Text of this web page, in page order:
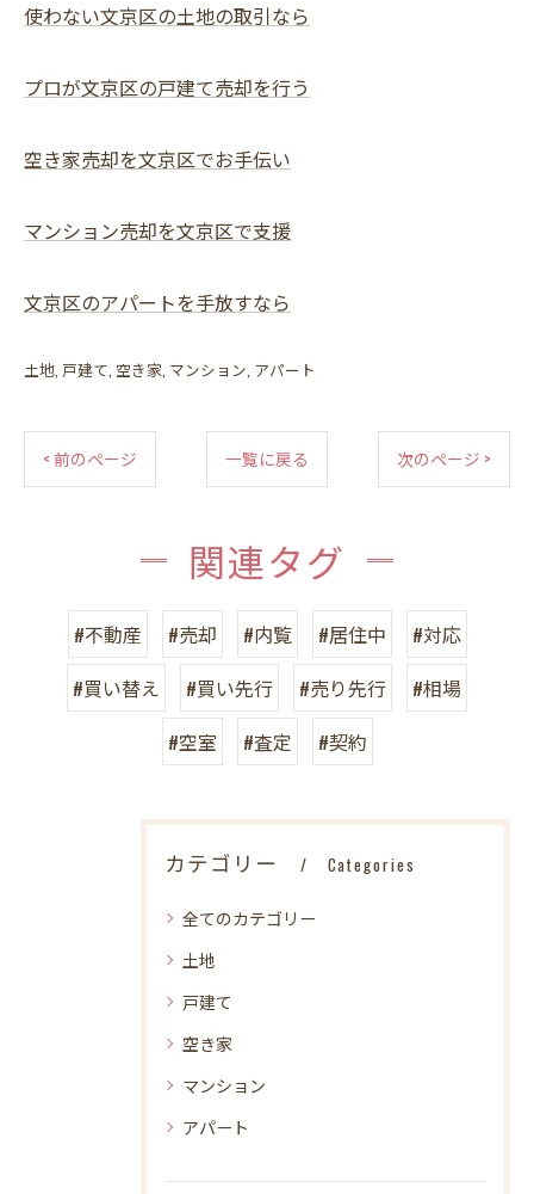
使わない文京区の土地の取引なら
プロが文京区の戸建て売却を行う
空き家売却を文京区でお手伝い
マンション売却を文京区で支援
文京区のアパートを手放すなら
土地 戸建て 空き家 マンション アパート
< 前のページ 一覧に戻る 次のページ >
関連タグ
#不動産 #売却 #内覧 #居住中
#対応
#買い替え
#買い先行 #売り先行
#相場
#空室
#査定 #契約
カテゴリー Categories
全てのカテゴリー
土地
戸建て
空き家
マンション
アパート